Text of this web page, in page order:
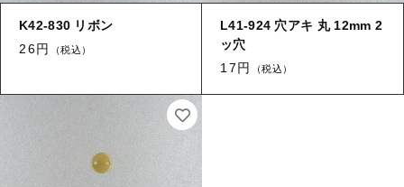
K42-830 リボン
26円
（税込）
L41-924 穴アキ 丸 12mm 2
ッ穴
17円
（税込）